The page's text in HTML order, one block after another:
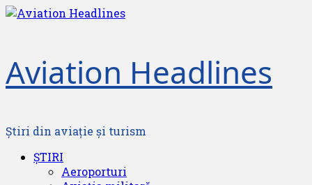
Skip
Aviation Headlines
Știri din aviație și turism
Primary
ȘTIRI
Aeroporturi